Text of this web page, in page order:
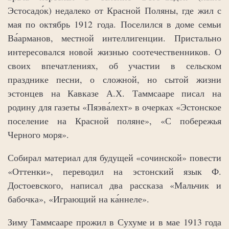
Эстосадо́к) недалеко от Красной Поляны, где жил с
мая по октябрь 1912 года. Поселился в доме семьи
Ва́арманов, местной интеллигенции. Пристально
интересовался новой жизнью соотечественников. О
своих впечатлениях, об участии в сельском
празднике песни, о сложной, но сытой жизни
эстонцев на Кавказе А.Х. Таммсааре писал на
родину для газеты «Пяэва́лехт» в очерках «Эстонское
поселение на Красной поляне», «С побережья
Черного моря».
Собирал материал для будущей «сочинской» повести
«Оттенки», переводил на эстонский язык Ф.
Достоевского, написал два рассказа «Мальчик и
бабочка», «Играющий на ка́ннеле».
Зиму Таммсааре прожил в Сухуме и в мае 1913 года